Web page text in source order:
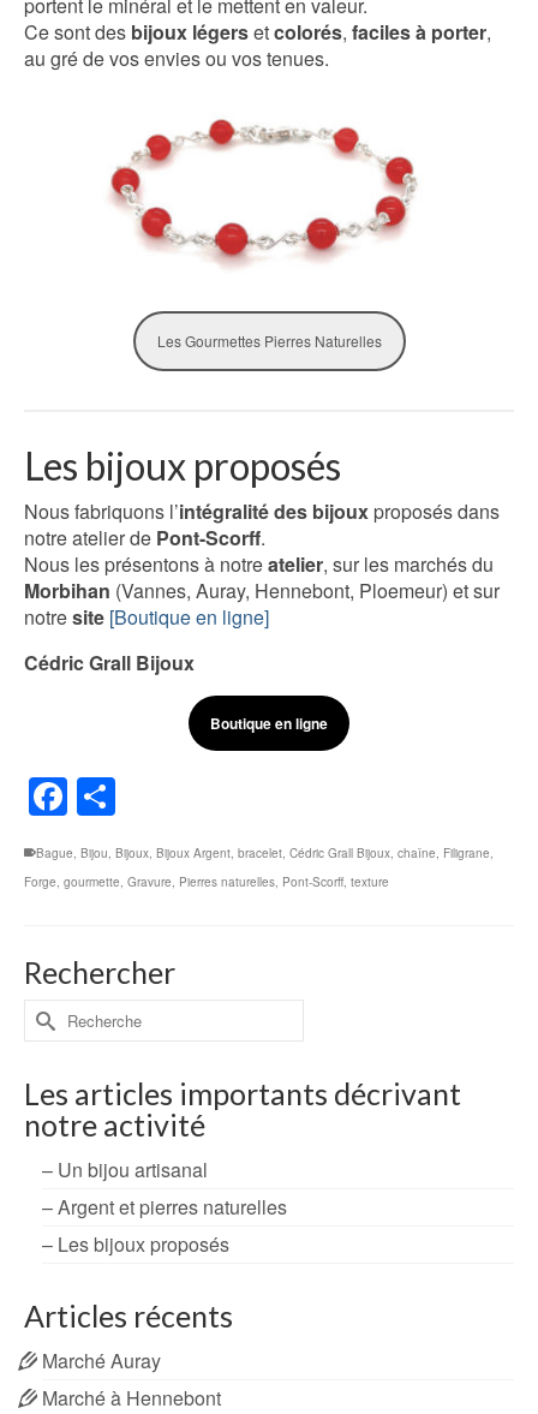
portent le minéral et le mettent en valeur.
Ce sont des bijoux légersetcolorés, faciles à porter,
au gré de vos envies ou vos tenues.
Les Gourmettes Pierres Naturelles
Les bijoux proposés
Nous fabriquons l’intégralité des bijoux proposés dans
notre atelier de Pont-Scorff.
Nous les présentons à notreatelier, sur les marchés du
Morbihan (Vannes, Auray, Hennebont, Ploemeur) et sur
notresite [Boutique en ligne]
Cédric Grall Bijoux
Boutique en ligne
Facebook
Bague, Bijou, Bijoux, Bijoux Argent, bracelet, Cédric Grall Bijoux, chaîne, Filigrane,
Forge, gourmette, Gravure, Pierres naturelles, Pont-Scorff, texture
Rechercher
Rechercher :
Les articles importants décrivant
notre activité
– Un bijou artisanal
– Argent et pierres naturelles
– Les bijoux proposés
Articles récents
Marché Auray
Marché à Hennebont